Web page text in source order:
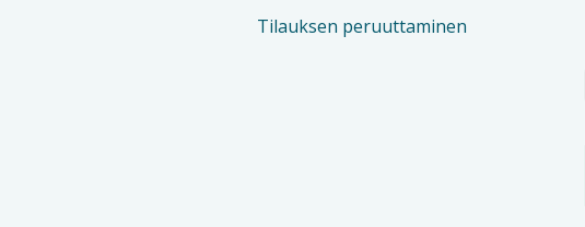
Tilauksen peruuttaminen